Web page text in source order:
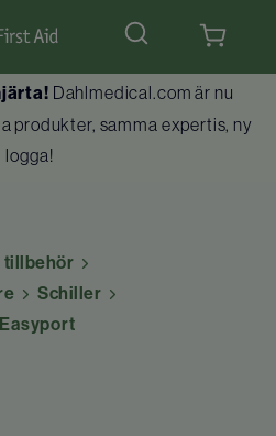
Dahlmedical.com är nu
produkter, samma expertis, ny
logga!
tillbehör
Schiller